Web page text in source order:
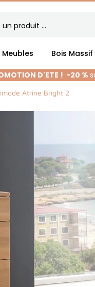
Meubles Bois Massif
D'ETE ! -20 %
Atrine Bright 2